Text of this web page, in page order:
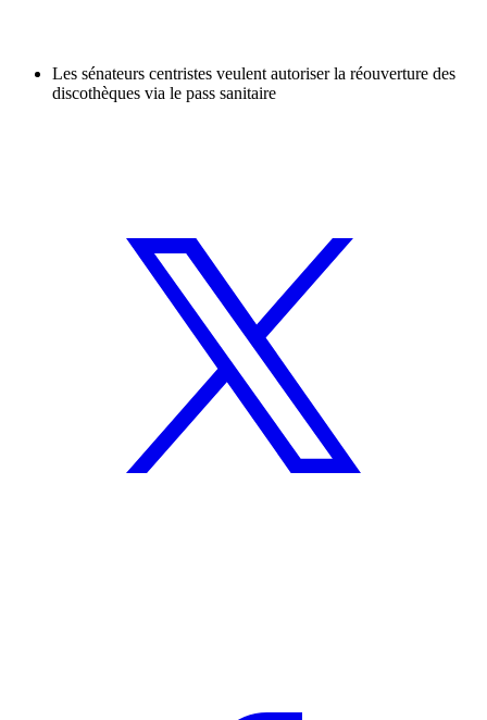
Les sénateurs centristes veulent autoriser la réouverture des
discothèques via le pass sanitaire